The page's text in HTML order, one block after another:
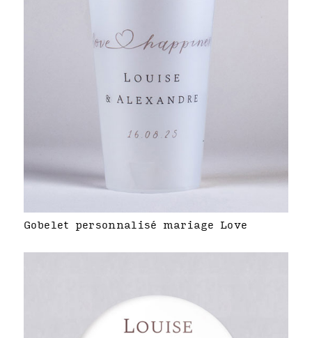
Gobelet personnalisé mariage Love